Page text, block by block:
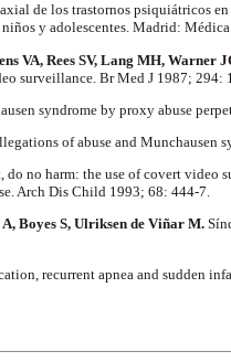
de los trastornos psiquiátricos en
y adolescentes. Madrid:
VA, Rees SV, Lang MH, Warner
surveillance. Br Med J 1987; 294:
syndrome by proxy abuse
of abuse and Munchausen
do no harm: the use of covert video
Arch Dis Child 1993; 68: 444-7.
Boyes S, Ulriksen de Viñar M.
recurrent apnea and sudden